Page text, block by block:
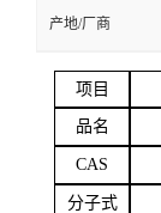
留
产地/厂商
项目
品名
CAS
分子式